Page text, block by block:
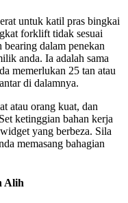
untuk katil pras bingkai
forklift tidak sesuai
bearing dalam penekan
anda. Ia adalah sama
memerlukan 25 tan atau
di dalamnya.
atau orang kuat, dan
ketinggian bahan kerja
yang berbeza. Sila
memasang bahagian
Alih